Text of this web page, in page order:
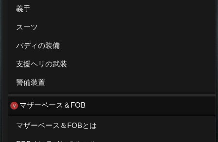
義手
スーツ
バディの装備
支援ヘリの武装
警備装置
マザーベース＆FOB
マザーベース＆FOBとは